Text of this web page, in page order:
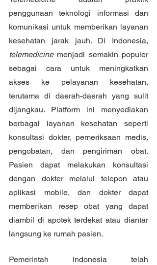
penggunaan teknologi informasi dan
komunikasi untuk memberikan layanan
telemedicine menjadi semakin populer
sebagai cara untuk meningkatkan
akses ke pelayanan kesehatan,
terutama di daerah-daerah yang sulit
dijangkau. Platform ini menyediakan
berbagai layanan kesehatan seperti
konsultasi dokter, pemeriksaan medis,
pengobatan, dan pengiriman obat.
Pasien dapat melakukan konsultasi
dengan dokter melalui telepon atau
aplikasi mobile, dan dokter dapat
memberikan resep obat yang dapat
diambil di apotek terdekat atau diantar
langsung ke rumah pasien.
Pemerintah Indonesia telah